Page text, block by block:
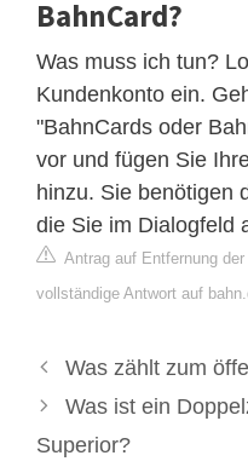
BahnCard?
Was muss ich tun?
Kundenkonto ein.
"BahnCards oder
vor und fügen Sie
hinzu. Sie benötigen
die Sie im Dialogfeld
Antrag auf Entfernung
vollständige Antwort auf
Was zählt zum
Was ist ein
Superior?